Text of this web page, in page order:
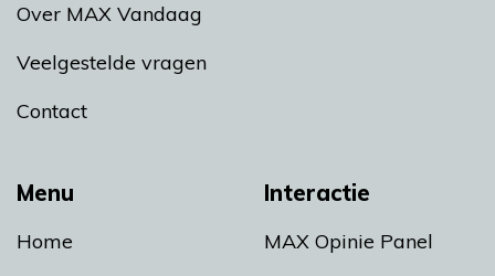
Menu
Home
Interactie
MAX Opinie Panel
Over MAX Vandaag
Veelgestelde vragen
Contact